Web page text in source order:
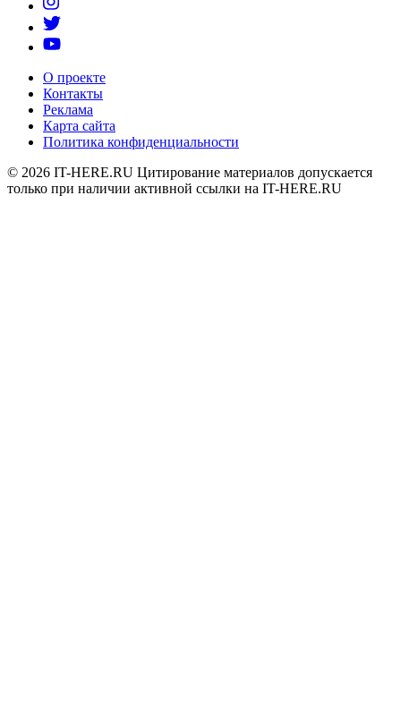
О проекте
Контакты
Реклама
Карта сайта
Политика конфиденциальности
© 2026 IT-HERE.RU Цитирование материалов допускается
только при наличии активной ссылки на IT-HERE.RU